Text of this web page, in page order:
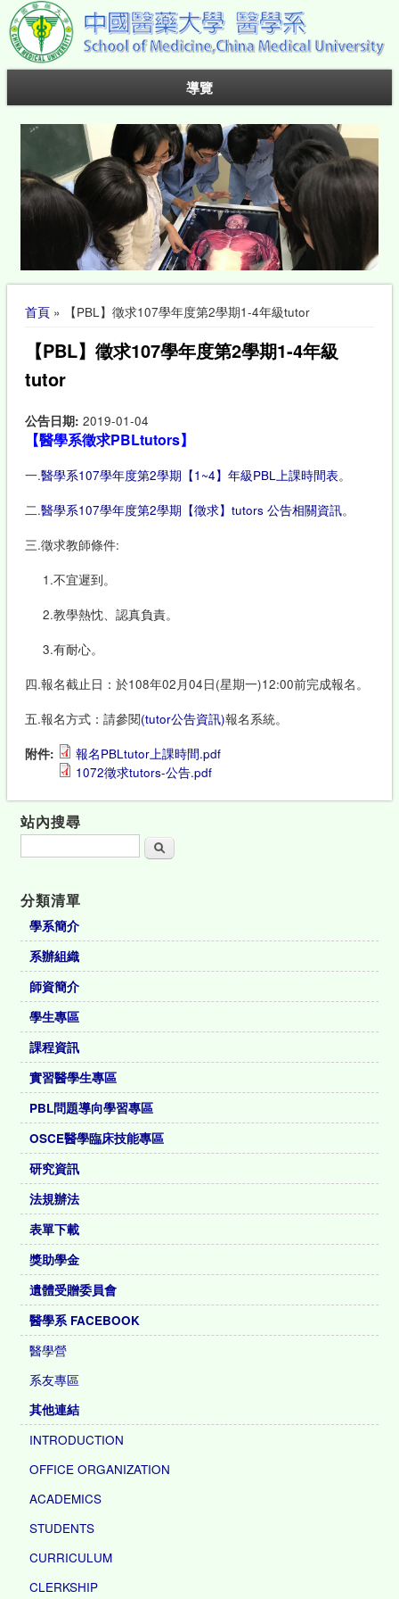
導覽
您在這裡
首頁» 【PBL】徵求107學年度第2學期1-4年級tutor
【PBL】徵求107學年度第2學期1-4年級
tutor
公告日期: 2019-01-04
【醫學系徵求PBLtutors】
一.醫學系107學年度第2學期【1~4】年級PBL上課時間表。
二.醫學系107學年度第2學期【徵求】tutors 公告相關資訊。
三.徵求教師條件:
1.不宜遲到。
2.教學熱忱、認真負責。
3.有耐心。
四.報名截止日：於108年02月04日(星期一)12:00前完成報名。
五.報名方式：請參閱(tutor公告資訊)報名系統。
附件:
報名PBLtutor上課時間.pdf
1072徵求tutors-公告.pdf
站內搜尋
搜尋
分類清單
學系簡介
系辦組織
師資簡介
學生專區
課程資訊
實習醫學生專區
PBL問題導向學習專區
OSCE醫學臨床技能專區
研究資訊
法規辦法
表單下載
獎助學金
遺體受贈委員會
醫學系 FACEBOOK
醫學營
系友專區
其他連結
INTRODUCTION
OFFICE ORGANIZATION
ACADEMICS
STUDENTS
CURRICULUM
CLERKSHIP